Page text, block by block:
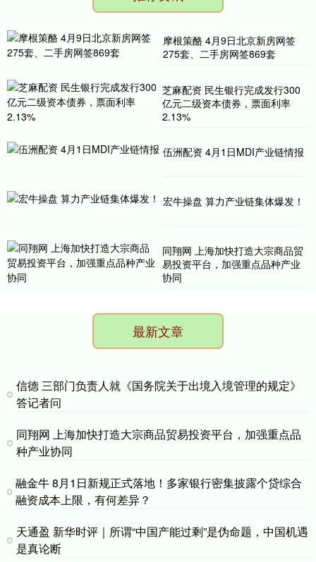
摩根策酪 4月9日北京新房网签
275套、二手房网签869套
芝麻配资 民生银行完成发行300
亿元二级资本债券，票面利率
2.13%
伍洲配资 4月1日MDI产业链情报
宏牛操盘 算力产业链集体爆发！
同翔网 上海加快打造大宗商品贸
易投资平台，加强重点品种产业
协同
最新文章
信德 三部门负责人就《国务院关于出境入境管理的规定》
答记者问
同翔网 上海加快打造大宗商品贸易投资平台，加强重点品
种产业协同
融金牛 8月1日新规正式落地！多家银行密集披露个贷综合
融资成本上限，有何差异？
天通盈 新华时评｜所谓“中国产能过剩”是伪命题，中国机遇
是真论断